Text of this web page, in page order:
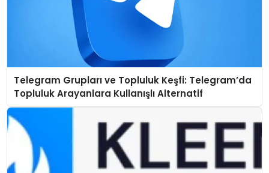
Telegram Grupları ve Topluluk Keşfi: Telegram’da
Topluluk Arayanlara Kullanışlı Alternatif